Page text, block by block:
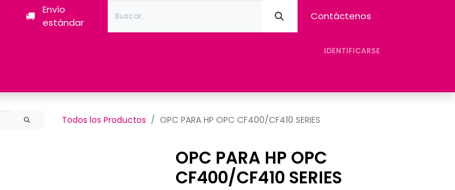
Envío
estándar
Contáctenos
IDENTIFICARSE
Todos los Productos OPC PARA HP OPC CF400/CF410 SERIES
OPC PARA HP OPC
CF400/CF410 SERIES